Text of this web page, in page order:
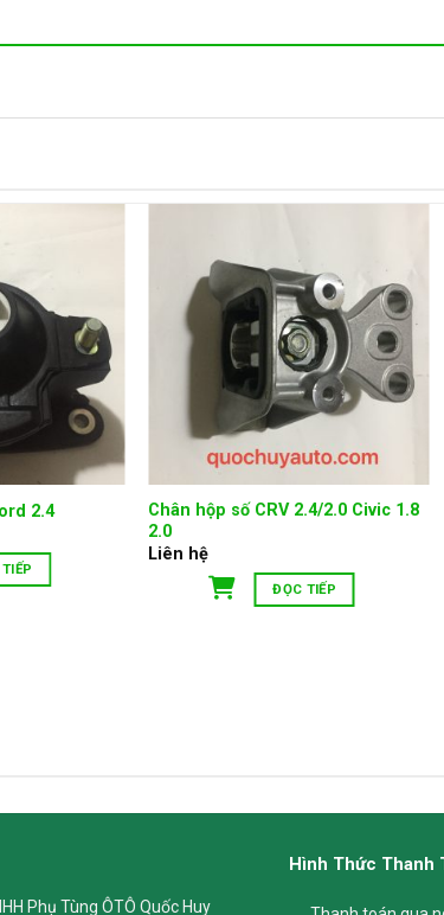
2.4
Chân hộp số CRV 2.4/2.0 Civic 1.8
2.0
Liên hệ
ĐỌC TIẾP
Phụ Tùng ÔTÔ Quốc Huy
Hình Thức Thanh